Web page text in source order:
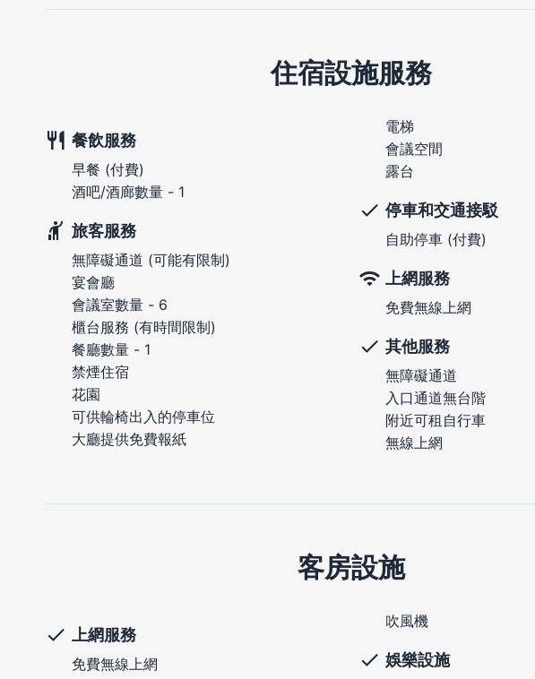
住宿設施服務
餐飲服務
早餐 (付費)
酒吧/酒廊數量 - 1
旅客服務
無障礙通道 (可能有限制)
宴會廳
會議室數量 - 6
櫃台服務 (有時間限制)
餐廳數量 - 1
禁煙住宿
花園
可供輪椅出入的停車位
大廳提供免費報紙
電梯
會議空間
露台
停車和交通接駁
自助停車 (付費)
上網服務
免費無線上網
其他服務
無障礙通道
入口通道無台階
附近可租自行車
無線上網
客房設施
上網服務
免費無線上網
吹風機
娛樂設施